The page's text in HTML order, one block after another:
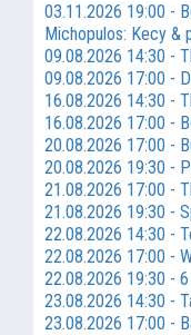
03.11.2026 19:00 -
Michopulos: Kecy &
09.08.2026 14:30 -
09.08.2026 17:00 -
16.08.2026 14:30 -
16.08.2026 17:00 -
20.08.2026 17:00 -
20.08.2026 19:30 -
21.08.2026 17:00 -
21.08.2026 19:30 -
22.08.2026 14:30 -
22.08.2026 17:00 -
22.08.2026 19:30 -
23.08.2026 14:30 -
23.08.2026 17:00 -